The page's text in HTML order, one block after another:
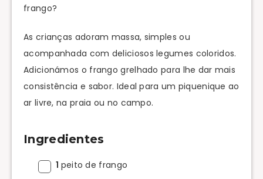
frango?
As crianças adoram massa, simples ou
acompanhada com deliciosos legumes coloridos.
Adicionámos o frango grelhado para lhe dar mais
consistência e sabor. Ideal para um piquenique ao
ar livre, na praia ou no campo.
Ingredientes
1 peito de frango